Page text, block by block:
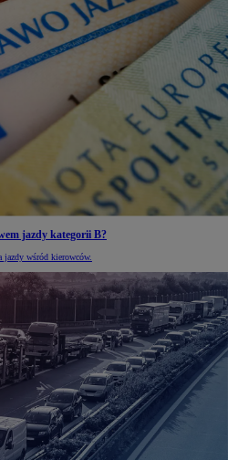
jazdy kategorii B?
wśród kierowców.